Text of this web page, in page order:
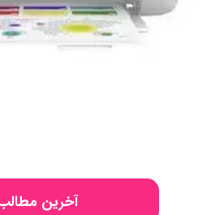
آخرین